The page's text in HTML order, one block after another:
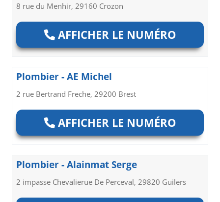
8 rue du Menhir, 29160 Crozon
AFFICHER LE NUMÉRO
Plombier - AE Michel
2 rue Bertrand Freche, 29200 Brest
AFFICHER LE NUMÉRO
Plombier - Alainmat Serge
2 impasse Chevalierue De Perceval, 29820 Guilers